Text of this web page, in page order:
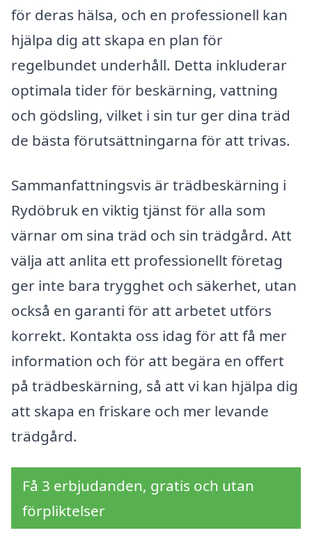
för deras hälsa, och en professionell kan
hjälpa dig att skapa en plan för
regelbundet underhåll. Detta inkluderar
optimala tider för beskärning, vattning
och gödsling, vilket i sin tur ger dina träd
de bästa förutsättningarna för att trivas.
Sammanfattningsvis är trädbeskärning i
Rydöbruk en viktig tjänst för alla som
värnar om sina träd och sin trädgård. Att
välja att anlita ett professionellt företag
ger inte bara trygghet och säkerhet, utan
också en garanti för att arbetet utförs
korrekt. Kontakta oss idag för att få mer
information och för att begära en offert
på trädbeskärning, så att vi kan hjälpa dig
att skapa en friskare och mer levande
trädgård.
Få 3 erbjudanden, gratis och utan
förpliktelser